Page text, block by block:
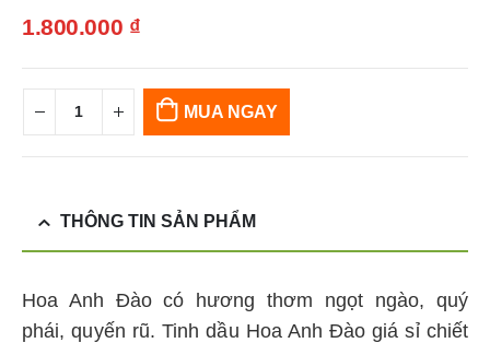
1.800.000 ₫
MUA NGAY
THÔNG TIN SẢN PHẨM
Hoa Anh Đào có hương thơm ngọt ngào, quý
phái, quyến rũ. Tinh dầu Hoa Anh Đào giá sỉ chiết